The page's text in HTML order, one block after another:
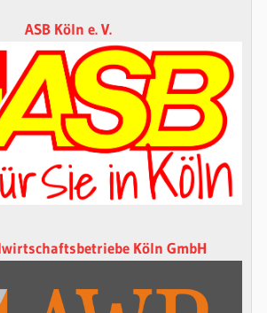
ASB Köln e. V.
Köln GmbH